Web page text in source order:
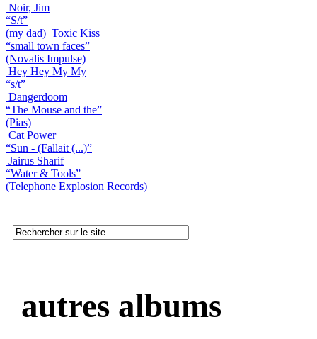
Noir, Jim
“S/t”
(my dad) Toxic Kiss
“small town faces”
(Novalis Impulse)
Hey Hey My My
“s/t”
Dangerdoom
“The Mouse and the”
(Pias)
Cat Power
“Sun - (Fallait (...)”
Jairus Sharif
“Water & Tools”
(Telephone Explosion Records)
autres albums